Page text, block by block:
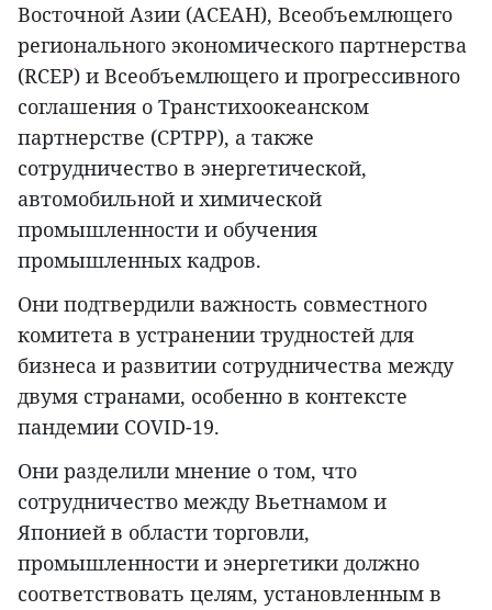
Восточной Азии (АСЕАН), Всеобъемлющего
регионального экономического партнерства
(RCEP) и Всеобъемлющего и прогрессивного
соглашения о Транстихоокеанском
партнерстве (CPTPP), а также
сотрудничество в энергетической,
автомобильной и химической
промышленности и обучения
промышленных кадров.
Они подтвердили важность совместного
комитета в устранении трудностей для
бизнеса и развитии сотрудничества между
двумя странами, особенно в контексте
пандемии COVID-19.
Они разделили мнение о том, что
сотрудничество между Вьетнамом и
Японией в области торговли,
промышленности и энергетики должно
соответствовать целям, установленным в